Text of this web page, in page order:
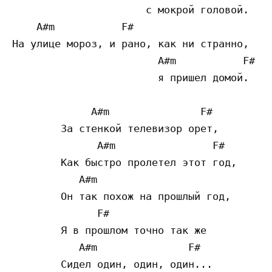
                      с мокрой головой.
    A#m           F#
На улице мороз, и рано, как ни странно,
                        A#m           F#
                        я пришел домой.
             A#m               F#
        За стенкой телевизор орет,
              A#m                F#
        Как быстро пролетел этот год,
           A#m
        Он так похож на прошлый год,
              F#
        Я в прошлом точно так же
           A#m               F#
        Сидел один, один, один...